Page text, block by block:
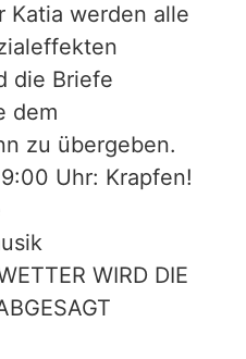
Katia werden alle
die Briefe
dem
zu übergeben.
Uhr: Krapfen!
WIRD DIE